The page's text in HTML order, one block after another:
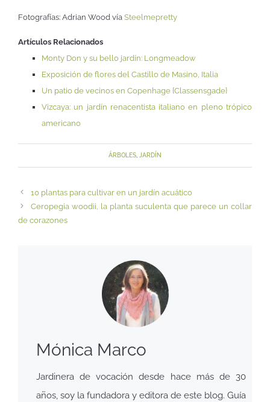
Fotografías: Adrian Wood vía Steelmepretty
Artículos Relacionados
Monty Don y su bello jardín: Longmeadow
Exposición de flores del Castillo de Masino, Italia
Un patio de vecinos en Copenhage {Classensgade}
Vizcaya: un jardín renacentista italiano en pleno trópico
americano
ÁRBOLES JARDÍN
10 plantas para cultivar en un jardín acuático
Ceropegia woodii, la planta suculenta que parece un collar
de corazones
Mónica Marco
Jardinera de vocación desde hace más de 30
años, soy la fundadora y editora de este blog. Guía